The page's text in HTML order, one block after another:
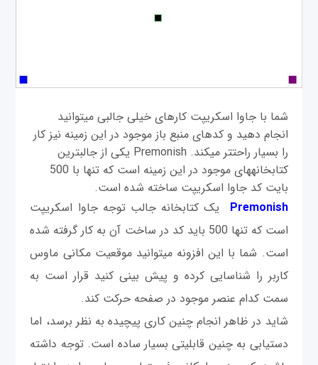
شما با جاوا اسکریپت کارهای خیلی جالبی می‎توانید
انجام دهید و کدهای منبع باز موجود در این زمینه نیز کار
را بسیار راحت‎تر می‎کند. Premonish یکی از جالب‎ترین
کتابخانه‎های موجود در این زمینه است که تنها با 500
بایت کد جاوا اسکریپت ساخته شده است.
Premonish یک کتابخانه جالب توجه جاوا اسکریپت
است که تنها 500 باید کد در ساخت آن به کار گرفته شده
است. شما با این افزونه می‎توانید موقعیت مکانی ماوس
کاربر را شناسایی کرده و پیش بینی کنید قرار است به
سمت کدام عنصر موجود در صفحه حرکت کند.
شاید در ظاهر انجام چنین کاری پیچیده به نظر برسد، اما
دستیابی به چنین قابلیتی بسیار ساده است. توجه داشته